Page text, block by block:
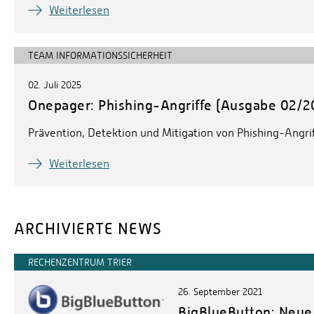
Weiterlesen
TEAM INFORMATIONSSICHERHEIT
02. Juli 2025
Onepager: Phishing-Angriffe (Ausgabe 02/
Prävention, Detektion und Mitigation von Phishing-
Weiterlesen
ARCHIVIERTE NEWS
RECHENZENTRUM TRIER
26. September 2021